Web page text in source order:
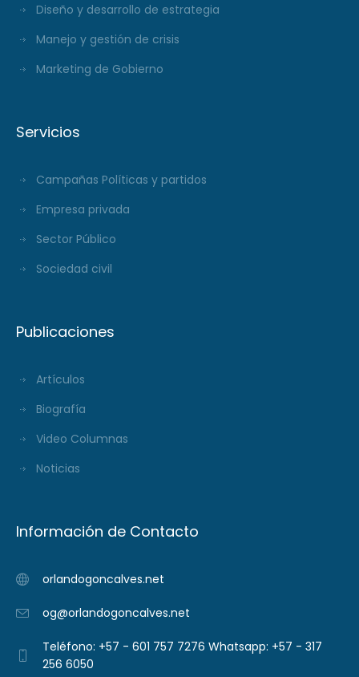
Diseño y desarrollo de estrategia
Manejo y gestión de crisis
Marketing de Gobierno
Servicios
Campañas Políticas y partidos
Empresa privada
Sector Público
Sociedad civil
Publicaciones
Artículos
Biografía
Video Columnas
Noticias
Información de Contacto
orlandogoncalves.net
og@orlandogoncalves.net
Teléfono: +57 - 601 757 7276 Whatsapp: +57 - 317
256 6050